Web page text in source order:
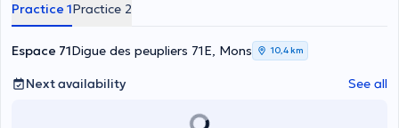
Practice 1Practice 2
Espace 71Digue des peupliers 71E, Mons 10,4 km
Next availability See all